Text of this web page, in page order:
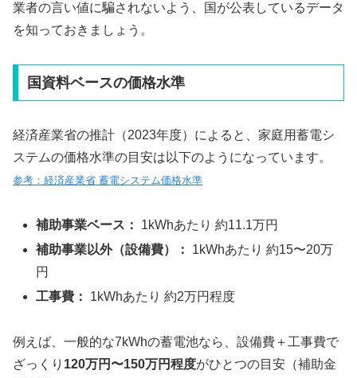
業者の言い値に騙されないよう、国が公表しているデータ
を知っておきましょう。
国資料ベースの価格水準
経済産業省の推計（2023年度）によると、家庭用蓄電シ
ステムの価格水準の目安は以下のようになっています。
参考：経済産業省 蓄電システム価格水準
補助事業ベース：
1kWhあたり 約11.1万円
補助事業以外（設備費）：
1kWhあたり 約15〜20万
円
工事費：
1kWhあたり 約2万円程度
例えば、一般的な7kWhの蓄電池なら、設備費＋工事費で
ざっくり 120万円〜150万円程度がひとつの目安（補助金